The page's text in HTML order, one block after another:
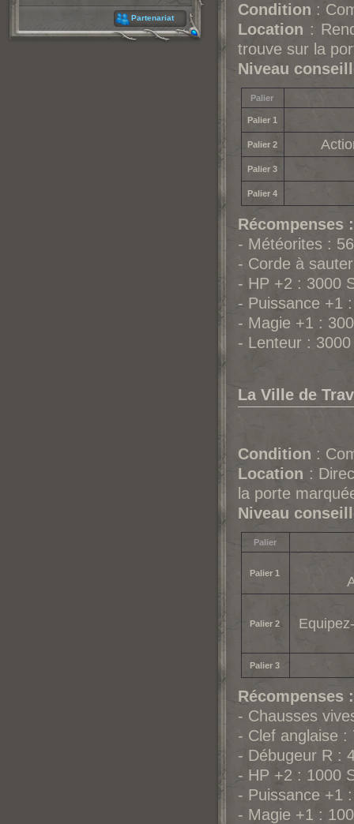
Partenariat Condition :
Location :
trouve sur la
Niveau
Palier
Palier 1
Palier 2
Palier 3
Palier 4
Récompenses :
- Météorites :
- Corde à
- HP +2 : 3000
- Puissance +1
- Magie +1 :
- Lenteur : 3000
La Ville de
Condition :
Location :
la porte
Niveau
Palier
Palier 1
Palier 2
Palier 3
Récompenses :
- Chausses
- Clef anglaise :
- Débugeur R :
- HP +2 : 1000
- Puissance +1
- Magie +1 :